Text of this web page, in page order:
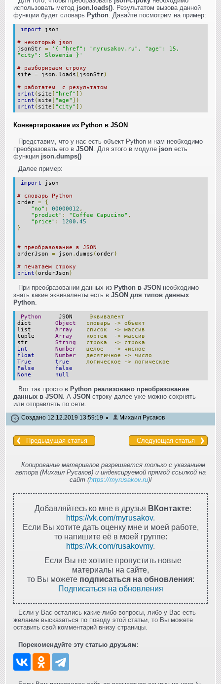
использовать метод json.loads(). Результатом вызова данной
функции будет словарь Python. Давайте посмотрим на пример:
import json
# некоторый json
jsonStr =
'{ "href": "myrusakov.ru", "age": 15,
"city": Slovenia }'
# разборираем строку
site = json . loads ( jsonStr)
# работатем с результатом
print ( site "href"
])
print ( site "age"
])
print ( site "city" ])
Конвертирование из Python в JSON
Представим, что у нас есть объект Python и нам необходимо
преобразовать его в JSON . Для этого в модуле json есть
функция json.dumps()
Далее пример:
import json
# словарь Python
order =
{
"no" : 00000012 ,
"product" : "Coffee Capucino" ,
"price" :
1200.45
}
# преобразование в JSON
orderJson = json . dumps (order)
# печатаем строку
print (orderJson )
При преобразовании данных из Python в JSON необходимо
знать какие эквиваленты есть в JSON для типов данных
Python
Python JSON Эквивалент
dict Object словарь -> объект
list Array список -> массив
tuple Array кортеж -> массив
str String строка ->
строка
int
Number целое ->
числое
float
Number десятичное ->
число
True
true логическое -> логическое
False
false
None
null
Вот так просто в Python реализовано преобразование
данных в JSON
. А JSON строку далее уже можно сохрнять
или отправлять по сети.
Создано 12.12.2019 13:59:19 Михаил Русаков
Предыдущая статья Следующая статья
Копирование материалов разрешается только с указанием
автора (Михаил Русаков) и индексируемой прямой ссылкой на
сайт (https://myrusakov.ru)!
Добавляйтесь ко мне в друзья ВКонтакте:
https://vk.com/myrusakov.
Если Вы хотите дать оценку мне и моей работе,
то напишите её в моей группе:
https://vk.com/rusakovmy.
Если Вы не хотите пропустить новые
материалы на сайте,
то Вы можете подписаться на обновления:
Подписаться на обновления
Если у Вас остались какие-либо вопросы, либо у Вас есть
желание высказаться по поводу этой статьи, то Вы можете
оставить свой комментарий внизу страницы.
Порекомендуйте эту статью друзьям: